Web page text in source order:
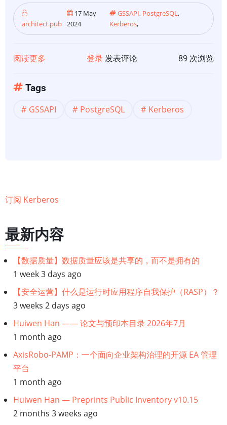
architect.pub
17 May
2024
GSSAPI, PostgreSQL,
Kerberos,
阅读更多
Kerberos
如
在
Ubuntu
上
设
置
登录发表评论 89 次浏览
Tags
GSSAPI PostgreSQL Kerberos
订阅 Kerberos
最新内容
【数据质量】数据质量应该是共享的，而不是拥有的
1 week 3 days ago
【安全运营】什么是运行时应用程序自我保护（RASP）？
3 weeks 2 days ago
Huiwen Han —— 论文与预印本目录 2026年7月
1 month ago
AxisRobo-PAMP：一个面向企业架构治理的开源 EA 管理
平台
1 month ago
Huiwen Han — Preprints Public Inventory v10.15
2 months 3 weeks ago